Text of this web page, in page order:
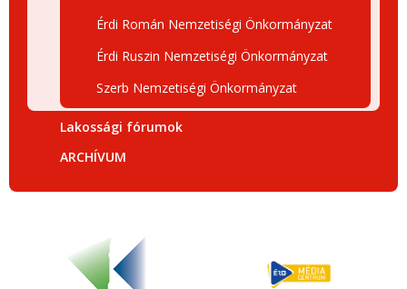
Érdi Román Nemzetiségi Önkormányzat
Érdi Ruszin Nemzetiségi Önkormányzat
Szerb Nemzetiségi Önkormányzat
Lakossági fórumok
ARCHÍVUM